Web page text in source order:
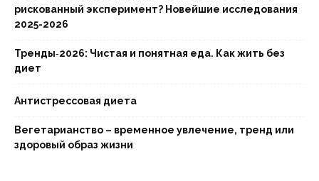
рискованный эксперимент? Новейшие исследования
2025-2026
Тренды‑2026: Чистая и понятная еда. Как жить без
диет
Антистрессовая диета
Вегетарианство – временное увлечение, тренд или
здоровый образ жизни